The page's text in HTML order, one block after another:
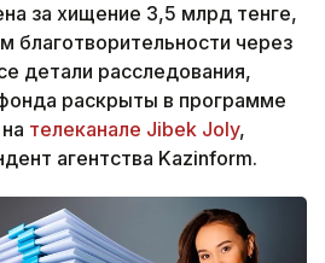
за хищение 3,5 млрд тенге,
благотворительности через
детали расследования,
раскрыты в программе
телеканале Jibek Joly,
агентства Kazinform.